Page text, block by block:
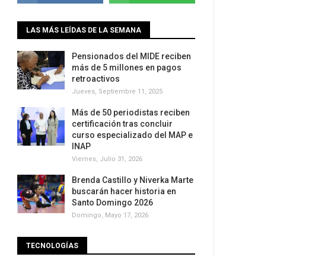
LAS MÁS LEÍDAS DE LA SEMANA
Pensionados del MIDE reciben
más de 5 millones en pagos
retroactivos
Jueves, Septiembre 11, 2025
Más de 50 periodistas reciben
certificación tras concluir
curso especializado del MAP e
INAP
Viernes, Julio 31, 2026
Brenda Castillo y Niverka Marte
buscarán hacer historia en
Santo Domingo 2026
Domingo, Mayo 17, 2026
TECNOLOGÍAS